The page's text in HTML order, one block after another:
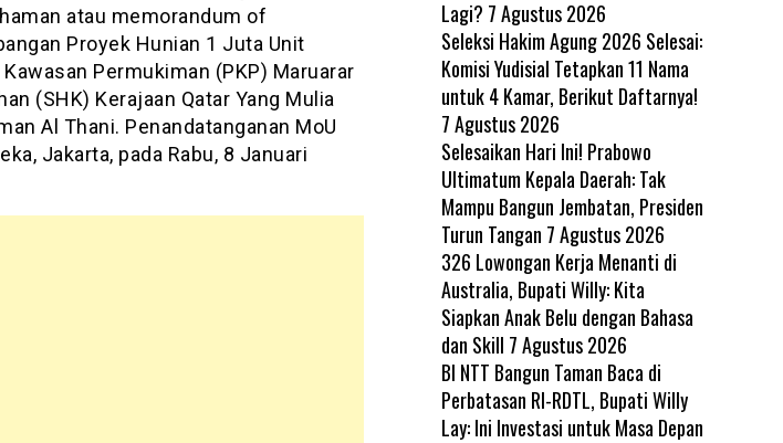
atau memorandum of
Proyek Hunian 1 Juta Unit
Permukiman (PKP) Maruarar
(SHK) Kerajaan Qatar Yang Mulia
Al Thani. Penandatanganan MoU
Jakarta, pada Rabu, 8 Januari
Lagi? 7 Agustus 2026
Seleksi Hakim Agung 2026 Selesai:
Komisi Yudisial Tetapkan 11 Nama
untuk 4 Kamar, Berikut Daftarnya!
7 Agustus 2026
Selesaikan Hari Ini! Prabowo
Ultimatum Kepala Daerah: Tak
Mampu Bangun Jembatan, Presiden
Turun Tangan 7 Agustus 2026
326 Lowongan Kerja Menanti di
Australia, Bupati Willy: Kita
Siapkan Anak Belu dengan Bahasa
dan Skill 7 Agustus 2026
BI NTT Bangun Taman Baca di
Perbatasan RI-RDTL, Bupati Willy
Lay: Ini Investasi untuk Masa Depan